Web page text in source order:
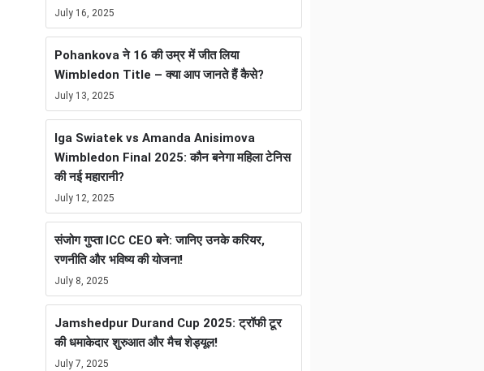
July 16, 2025
Pohankova ने 16 की उम्र में जीत लिया
Wimbledon Title – क्या आप जानते हैं कैसे?
July 13, 2025
Iga Swiatek vs Amanda Anisimova
Wimbledon Final 2025: कौन बनेगा महिला टेनिस
की नई महारानी?
July 12, 2025
संजोग गुप्ता ICC CEO बने: जानिए उनके करियर,
रणनीति और भविष्य की योजना!
July 8, 2025
Jamshedpur Durand Cup 2025: ट्रॉफी टूर
की धमाकेदार शुरुआत और मैच शेड्यूल!
July 7, 2025